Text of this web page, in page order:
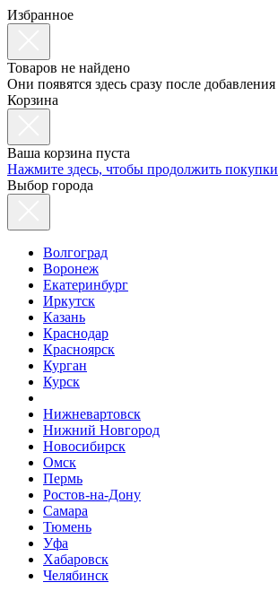
Избранное
Товаров не найдено
Они появятся здесь сразу после добавления
Корзина
Ваша корзина пуста
Нажмите здесь, чтобы продолжить покупки
Выбор города
Волгоград
Воронеж
Екатеринбург
Иркутск
Казань
Краснодар
Красноярск
Курган
Курск
Нижневартовск
Нижний Новгород
Новосибирск
Омск
Пермь
Ростов-на-Дону
Самара
Тюмень
Уфа
Хабаровск
Челябинск